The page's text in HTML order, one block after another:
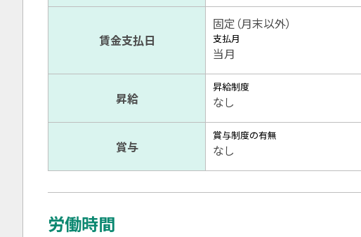
賃金支払日
固定（月末以外）
支払月
当月
昇給
昇給制度
なし
賞与
賞与制度の有無
なし
労働時間